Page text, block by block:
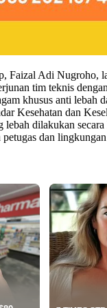
Faizal Adi Nugroho,
tim teknis
khusus anti lebah
Kesehatan dan
lebah dilakukan
dan